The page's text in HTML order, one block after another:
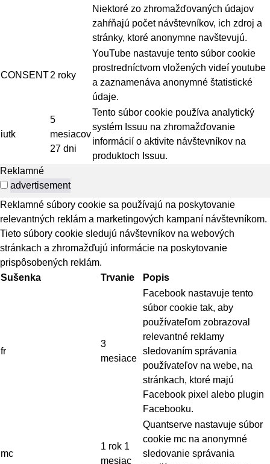
Niektoré zo zhromažďovaných údajov
zahŕňajú počet návštevníkov, ich zdroj a
stránky, ktoré anonymne navštevujú.
CONSENT2 roky
YouTube nastavuje tento súbor cookie
prostredníctvom vložených videí youtube
a zaznamenáva anonymné štatistické
údaje.
iutk
5
mesiacov
27 dni
Tento súbor cookie používa analytický
systém Issuu na zhromažďovanie
informácií o aktivite návštevníkov na
produktoch Issuu.
Reklamné
advertisement
Reklamné súbory cookie sa používajú na poskytovanie
relevantných reklám a marketingových kampaní návštevníkom.
Tieto súbory cookie sledujú návštevníkov na webových
stránkach a zhromažďujú informácie na poskytovanie
prispôsobených reklám.
Sušenka
Trvanie Popis
fr
3
mesiace
Facebook nastavuje tento
súbor cookie tak, aby
používateľom zobrazoval
relevantné reklamy
sledovaním správania
používateľov na webe, na
stránkach, ktoré majú
Facebook pixel alebo plugin
Facebooku.
mc
1 rok 1
mesiac
Quantserve nastavuje súbor
cookie mc na anonymné
sledovanie správania